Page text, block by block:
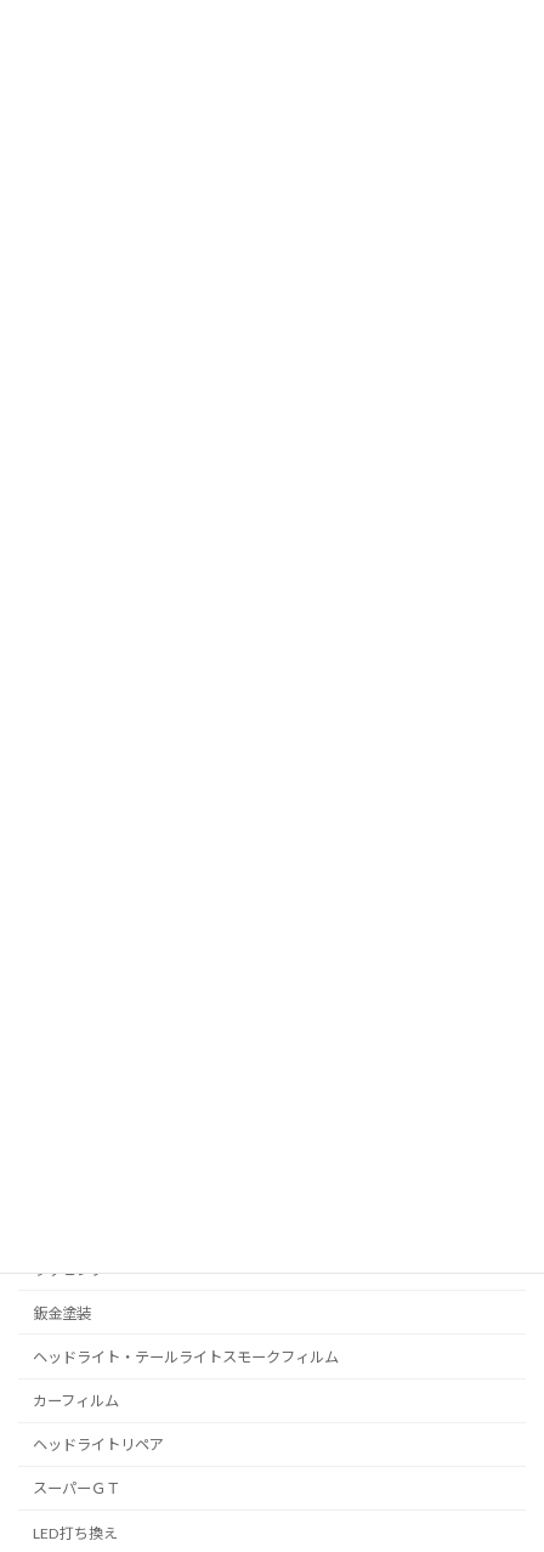
ラッピング
鈑金塗装
ヘッドライト・テールライトスモークフィルム
カーフィルム
ヘッドライトリペア
スーパーＧＴ
LED打ち換え